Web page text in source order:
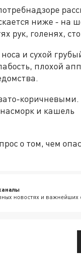
ниже - на
рук, голенях,
и сухой
плохой
коричневыми.
и кашель
о том, чем
новостях и важнейших